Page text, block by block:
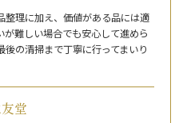
理に加え、価値がある品には適
難しい場合でも安心して進めら
の清掃まで丁寧に行ってまいり
堂